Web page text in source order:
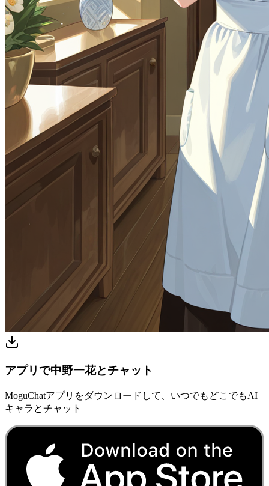
アプリで中野一花とチャット
MoguChatアプリをダウンロードして、いつでもどこでもAI
キャラとチャット